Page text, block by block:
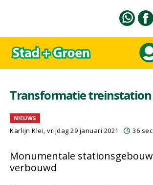
Transformatie
NIEUWS
Karlijn Klei, vrijdag 29 januari 2021 36 sec
Monumentale
verbouwd